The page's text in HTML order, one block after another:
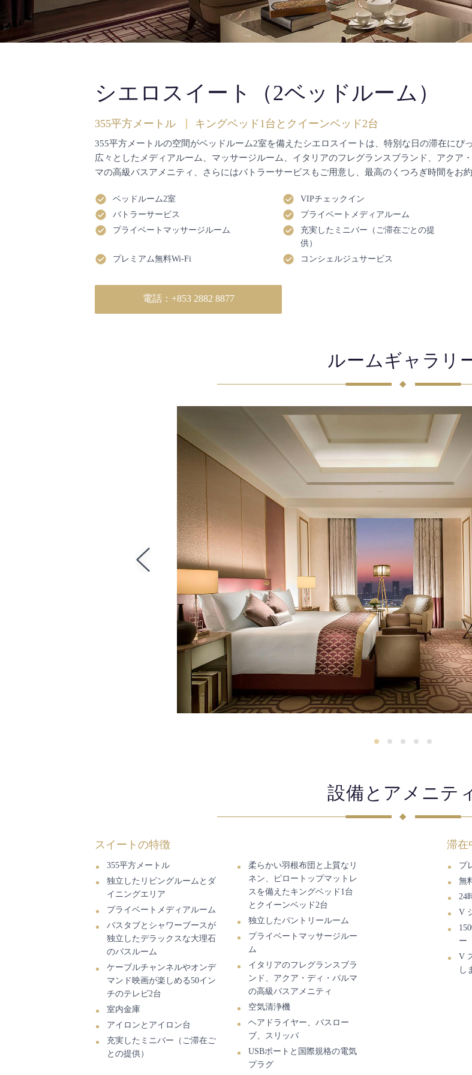
シエロスイート（2ベッドルーム）
355平方メートル キングベッド1台とクイーンベッド2台
355平方メートルの空間がベッドルーム2室を備えたシエロスイートは、特別な日の滞在にぴ
広々としたメディアルーム、マッサージルーム、イタリアのフレグランスブランド、アクア
マの高級バスアメニティ、さらにはバトラーサービスもご用意し、最高のくつろぎ時間をお約
ベッドルーム2室
VIPチェックイン
バトラーサービス
プライベートメディアルーム
プライベートマッサージルーム
充実したミニバー（ご滞在ごとの提
供）
プレミアム無料Wi-Fi
コンシェルジュサービス
電話：+853 2882 8877
ルームギャラリ
設備とアメニテ
スイートの特徴
355平方メートル
独立したリビングルームとダ
イニングエリア
プライベートメディアルーム
バスタブとシャワーブースが
独立したデラックスな大理石
のバスルーム
ケーブルチャンネルやオンデ
マンド映画が楽しめる50イン
チのテレビ2台
室内金庫
アイロンとアイロン台
充実したミニバー（ご滞在ご
との提供）
柔らかい羽根布団と上質なリ
ネン、ピロートップマットレ
スを備えたキングベッド1台
とクイーンベッド2台
独立したパントリールーム
プライベートマッサージルー
ム
イタリアのフレグランスブラ
ンド、アクア・ディ・パルマ
の高級バスアメニティ
空気清浄機
ヘアドライヤー、バスロー
ブ、スリッパ
USBポートと国際規格の電気
プラグ
滞在
プ
無
24
V
ー
V
し